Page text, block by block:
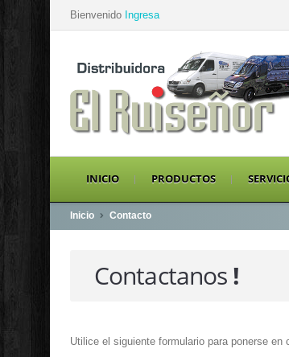
Bienvenido Ingresa
INICIO PRODUCTOS
Inicio Contacto
Contactanos!
Utilice el siguiente formulario para ponerse en